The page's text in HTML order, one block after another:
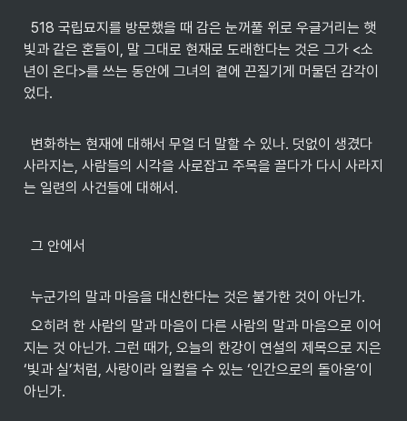
빛과 같은 혼들이, 말 그대로 현재로 도래한다는 것은 그가 <소
년이 온다>를 쓰는 동안에 그녀의 곁에 끈질기게 머물던 감각이
었다.
사라지는, 사람들의 시각을 사로잡고 주목을 끌다가 다시 사라지
는 일련의 사건들에 대해서.
  그 안에서
  누군가의 말과 마음을 대신한다는 것은 불가한 것이 아닌가.
지는 것 아닌가. 그런 때가, 오늘의 한강이 연설의 제목으로 지은
‘빛과 실’처럼, 사랑이라 일컬을 수 있는 ‘인간으로의 돌아옴’이
아닌가.